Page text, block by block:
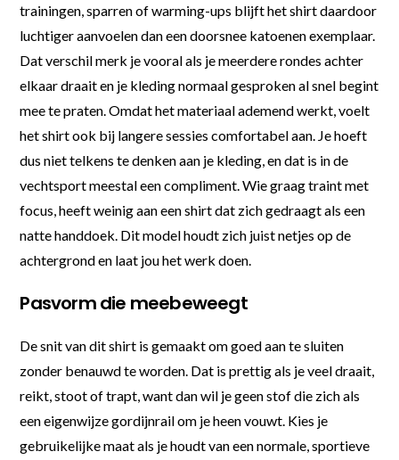
trainingen, sparren of warming-ups blijft het shirt daardoor
luchtiger aanvoelen dan een doorsnee katoenen exemplaar.
Dat verschil merk je vooral als je meerdere rondes achter
elkaar draait en je kleding normaal gesproken al snel begint
mee te praten. Omdat het materiaal ademend werkt, voelt
het shirt ook bij langere sessies comfortabel aan. Je hoeft
dus niet telkens te denken aan je kleding, en dat is in de
vechtsport meestal een compliment. Wie graag traint met
focus, heeft weinig aan een shirt dat zich gedraagt als een
natte handdoek. Dit model houdt zich juist netjes op de
achtergrond en laat jou het werk doen.
Pasvorm die meebeweegt
De snit van dit shirt is gemaakt om goed aan te sluiten
zonder benauwd te worden. Dat is prettig als je veel draait,
reikt, stoot of trapt, want dan wil je geen stof die zich als
een eigenwijze gordijnrail om je heen vouwt. Kies je
gebruikelijke maat als je houdt van een normale, sportieve